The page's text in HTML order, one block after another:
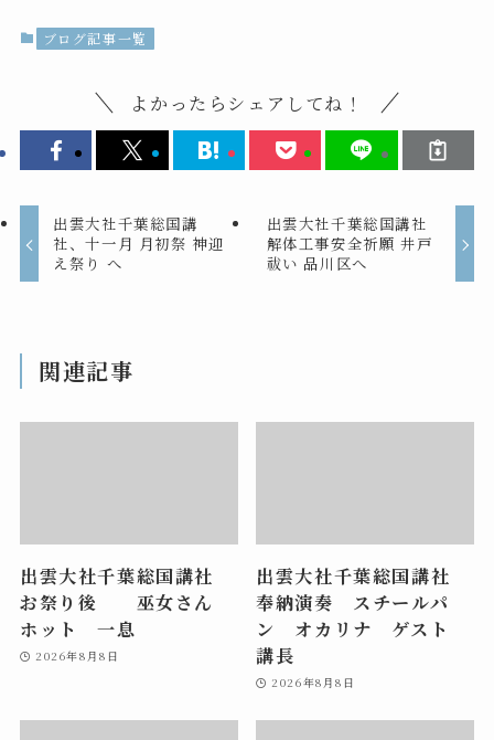
ブログ記事一覧
よかったらシェアしてね！
出雲大社千葉総国講
社、十一月 月初祭 神迎
え祭り へ
出雲大社千葉総国講社
解体工事安全祈願 井戸
祓い 品川区へ
関連記事
出雲大社千葉総国講社
お祭り後 巫女さん
ホット 一息
2026年8月8日
出雲大社千葉総国講社
奉納演奏 スチールパ
ン オカリナ ゲスト
講長
2026年8月8日